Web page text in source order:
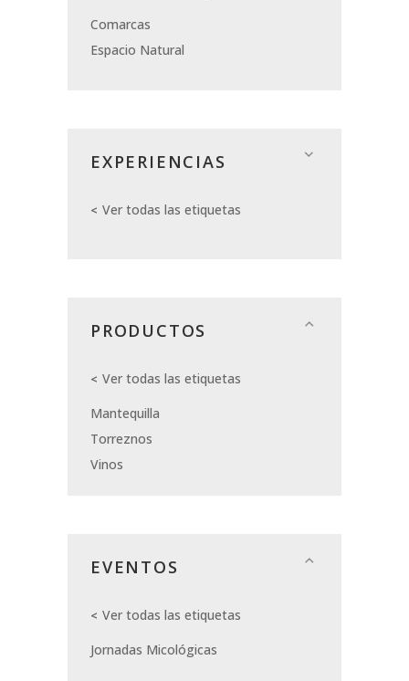
Comarcas
Espacio Natural
EXPERIENCIAS
Ver todas las etiquetas
PRODUCTOS
Ver todas las etiquetas
Mantequilla
Torreznos
Vinos
EVENTOS
Ver todas las etiquetas
Jornadas Micológicas